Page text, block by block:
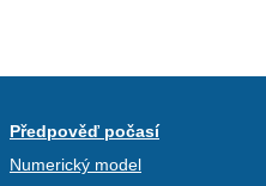
Předpověď počasí
Numerický model